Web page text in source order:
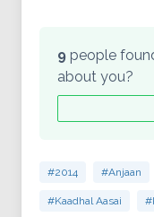
9 people
about you?
#2014 #Anjaan
#Kaadhal Aasai